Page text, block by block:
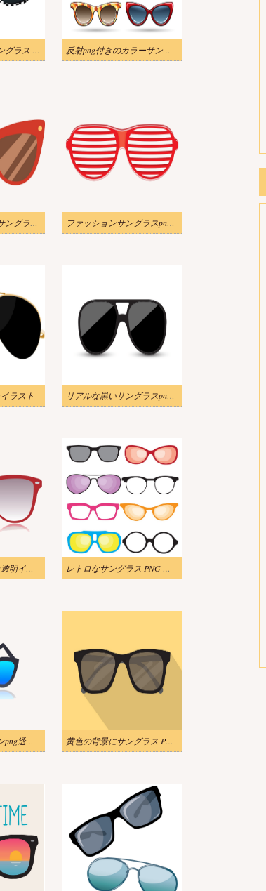
市松模様の黒いサングラス イラスト 反射png付きのカラーサングラスのイラスト
ファッション赤いサングラスpng透明イラスト ファッションサングラスpng透明イラスト
ラスト リアルな黒いサングラスpngイラスト
赤いサングラスpng透明イラスト レトロなサングラス PNG イラスト
サングラスアイコンpng透明イラスト 黄色の背景にサングラス PNG イラスト